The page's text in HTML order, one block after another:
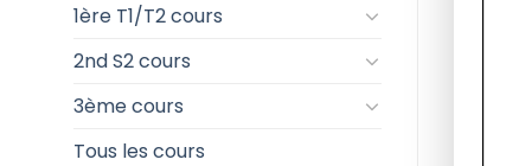
1ère T1/T2 cours
2nd S2 cours
3ème cours
Tous les cours